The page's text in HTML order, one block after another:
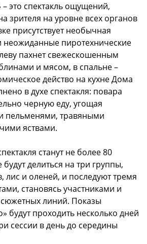
это спектакль ощущений,
зрителя на уровне всех органов
присутствует необычная
неожиданные пиротехнические
пахнет свежескошенным
и мясом, в спальне –
действо на кухне Дома
в духе спектакля: повара
черную еду, угощая
пельменями, травяными
яствами.
станут не более 80
делиться на три группы,
лис и оленей, и последуют тремя
становясь участниками и
сюжетных линий. Показы
будут проходить несколько дней
сессии в день до середины